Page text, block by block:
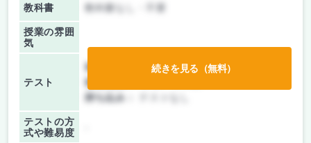
教科書 教科書なし・不要
授業の雰囲
気
テスト
前期/中間：
テスト・レポート両方なし
後期/期末：
持ち込み：
テストの方
式や難易度
続きを見る（無料）